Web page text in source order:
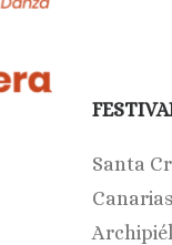
Santa